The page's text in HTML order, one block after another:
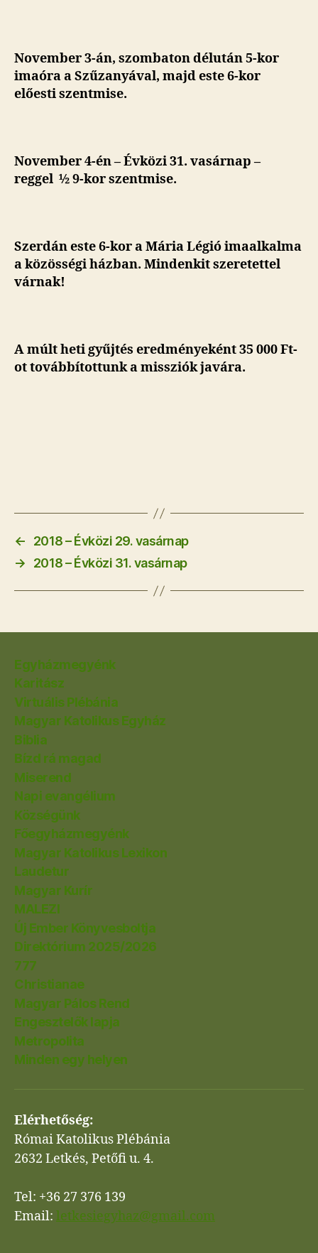
November 3-án, szombaton délután 5-kor
imaóra a Szűzanyával, majd este 6-kor
előesti szentmise.
November 4-én – Évközi 31. vasárnap –
reggel ½ 9-kor szentmise.
Szerdán este 6-kor a Mária Légió imaalkalma
a közösségi házban. Mindenkit szeretettel
várnak!
A múlt heti gyűjtés eredményeként 35 000 Ft-
ot továbbítottunk a missziók javára.
←
2018 – Évközi 29. vasárnap
→
2018 – Évközi 31. vasárnap
Egyházmegyénk
Karitász
Virtuális Plébánia
Magyar Katolikus Egyház
Biblia
Bízd rá magad
Miserend
Napi evangélium
Községünk
Főegyházmegyénk
Magyar Katolikus Lexikon
Laudetur
Magyar Kurír
MALEZI
Új Ember Könyvesboltja
Direktórium 2025/2026
777
Christianae
Magyar Pálos Rend
Engesztelők lapja
Metropolita
Minden egy helyen
Elérhetőség:
Római Katolikus Plébánia
2632 Letkés, Petőfi u. 4.
Tel: +36 27 376 139
Email: letkesiegyhaz@gmail.com